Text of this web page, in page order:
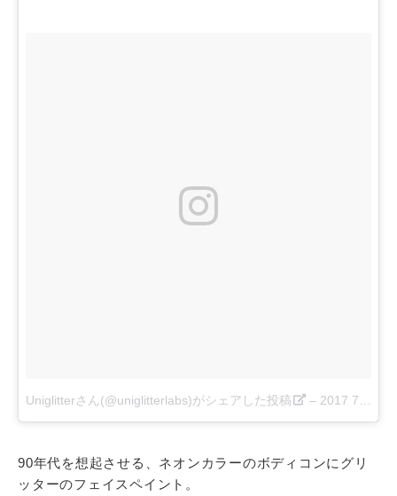
Uniglitterさん(@uniglitterlabs)がシェアした投稿 – 2017 7月 2 2:05午後 PDT
90年代を想起させる、ネオンカラーのボディコンにグリ
ッターのフェイスペイント。